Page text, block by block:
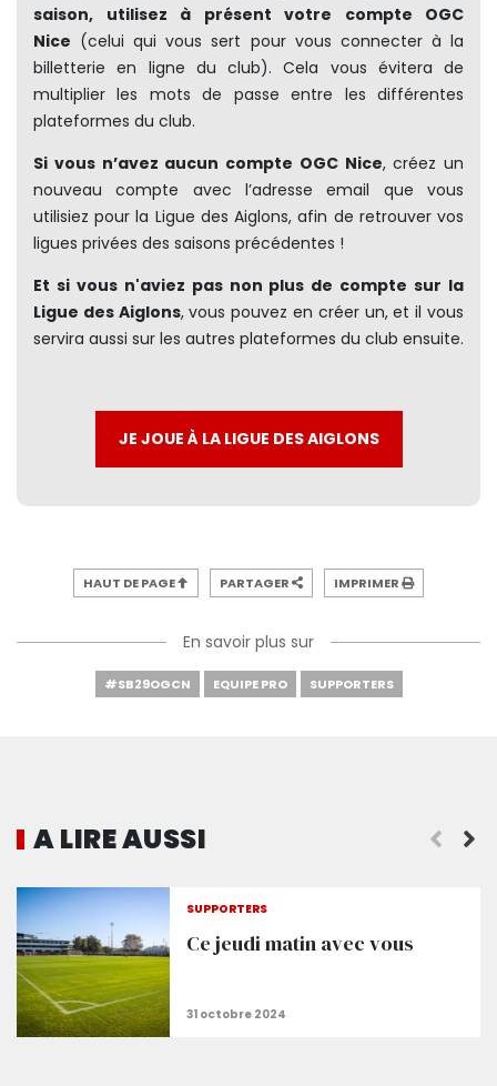
saison, utilisez à présent votre compte OGC
Nice (celui qui vous sert pour vous connecter à la
billetterie en ligne du club). Cela vous évitera de
multiplier les mots de passe entre les différentes
plateformes du club.
Si vous n’avez aucun compte OGC Nice, créez un
nouveau compte avec l’adresse email que vous
utilisiez pour la Ligue des Aiglons, afin de retrouver vos
ligues privées des saisons précédentes !
Et si vous n'aviez pas non plus de compte sur la
Ligue des Aiglons, vous pouvez en créer un, et il vous
servira aussi sur les autres plateformes du club ensuite.
JE JOUE À LA LIGUE DES AIGLONS
HAUT DE PAGE PARTAGER IMPRIMER
En savoir plus sur
#SB29OGCN EQUIPE PRO SUPPORTERS
A LIRE AUSSI
SUPPORTERS
Ce jeudi matin avec vous